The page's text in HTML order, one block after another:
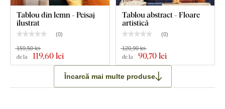
Tablou din lemn - Peisaj
ilustrat
(0)
de la 119,60 lei
159,50 lei
Tablou abstract - Floare
artistică
(0)
de la 90,70 lei
120,90 lei
Încarcă mai multe produse